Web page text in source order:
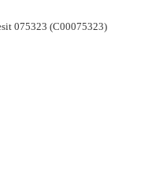
075323 (C00075323)